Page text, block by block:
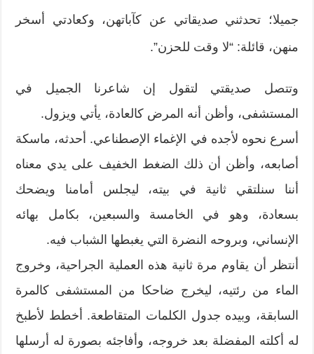
جميلا؛ تحدثني صديقاتي عن كآباتهن، وكعادتي أسخر
منهن، قائلة: “لا وقت للحزن”.
وتتصل صديقتي لتقول إن شاعرنا الجميل في
المستشفى، وأظن أنه المرض كالعادة، يأتي ويزول.
أسرع نحوه لأجده في الإغماء الإصطناعي. أحدثه، ماسكة
أصابعه، وأظن أن ذلك الضغط الخفيف على يدي معناه
أننا سنلتقي ثانية في بيته، ليجلس أمامنا ويضحك
بسعادة، وهو في الخامسة والسبعين، بكامل بهائه
الإنساني، وبروحه النضرة التي يغبطها الشباب فيه.
أنتظر أن يقاوم مرة ثانية هذه العملية الجراحية، وخروج
الماء من رئتيه، ليخرج ضاحكا من المستشفى كالمرة
السابقة، وبيده جدول الكلمات المتقاطعة. أخطط لأطبخ
له أكلته المفضلة بعد خروجه، وأفاجئه بصورة له أرسلها